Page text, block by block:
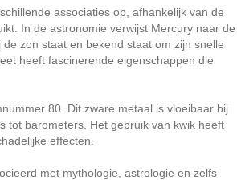
associaties op, afhankelijk van de
In de astronomie verwijst Mercury naar de
zon staat en bekend staat om zijn snelle
heeft fascinerende eigenschappen die
80. Dit zware metaal is vloeibaar bij
tot barometers. Het gebruik van kwik heeft
effecten.
met mythologie, astrologie en zelfs